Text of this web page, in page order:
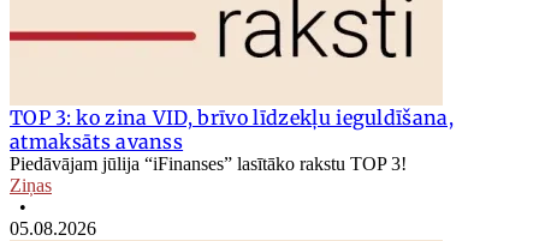
TOP 3: ko zina VID, brīvo līdzekļu ieguldīšana,
atmaksāts avanss
Piedāvājam jūlija “iFinanses” lasītāko rakstu TOP 3!
Ziņas
•
05.08.2026